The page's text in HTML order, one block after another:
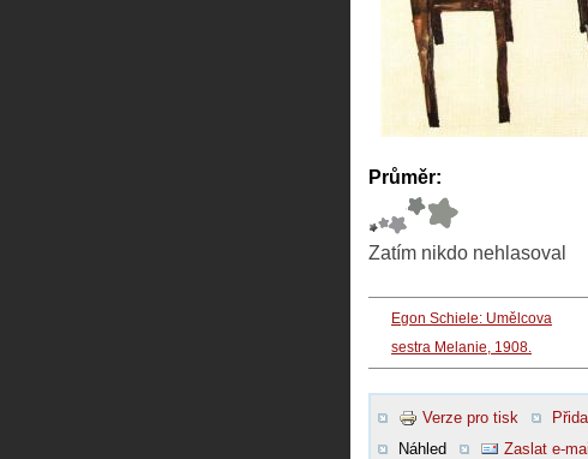
Průměr:
Zatím nikdo nehlasoval
Egon Schiele: Umělcova
sestra Melanie, 1908.
Verze pro tisk
Náhled
Zaslat e-